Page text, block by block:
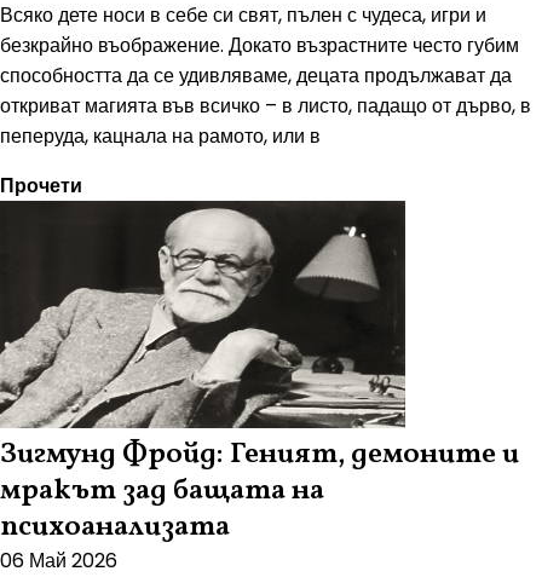
Всяко дете носи в себе си свят, пълен с чудеса, игри и
безкрайно въображение. Докато възрастните често губим
способността да се удивляваме, децата продължават да
откриват магията във всичко – в листо, падащо от дърво, в
пеперуда, кацнала на рамото, или в
Прочети
Зигмунд Фройд: Геният, демоните и
мракът зад бащата на
психоанализата
06 Май 2026